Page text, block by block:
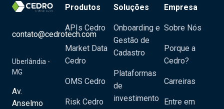
contato@cedrotech.com
Uberlândia -
MG
Av.
Anselmo
Produtos
APIs Cedro
Market Data
Cedro
OMS Cedro
Risk Cedro
Soluções
Onboarding e
Gestão de
Cadastro
Plataformas
de
investimento
Empresa
Sobre Nós
Porque a
Cedro?
Carreiras
Entre em